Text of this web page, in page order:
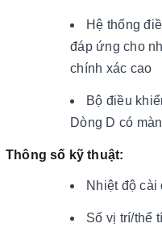
Hệ thống
đáp ứng cho
chính xác cao
Bộ điều
Dòng D có
Thông số kỹ thuật:
Nhiệt độ cài
Số vị trí/thể